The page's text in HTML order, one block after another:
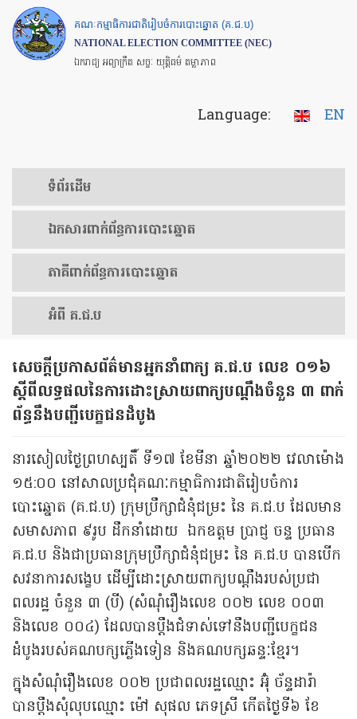
Skip
to
main
គណៈកម្មាធិការជាតិរៀបចំការបោះឆ្នោត (គ.ជ.ប)
NATIONAL ELECTION COMMITTEE (NEC)
ឯករាជ្យ អព្យាក្រឹត សច្ចៈ យុត្តិធម៌ តម្លាភាព
Language: EN
ទំព័រ​ដើម
ឯកសារ​ពាក់ព័ន្ធ​ការ​បោះឆ្នោត
​ភាគីពាក់ព័ន្ធ​​ការ​បោះឆ្នោត
អំពី គ.ជ.ប
សេចក្តីប្រកាសព័ត៌មានអ្នកនាំពាក្យ គ.ជ.ប លេខ ០១៦
ស្តីពីលទ្ធផលនៃការដោះស្រាយពាក្យបណ្តឹងចំនួន ៣ ពាក់
ព័ន្ធនឹងបញ្ជីបេក្ខជនដំបូង
នារសៀលថ្ងៃព្រហស្បតិ៍ ទី១៧ ខែមីនា ឆ្នាំ២០២២ វេលាម៉ោង
១៥:០០ នៅសាលប្រជុំគណៈកម្មាធិការជាតិរៀបចំការ
បោះឆ្នោត (គ.ជ.ប) ក្រុមប្រឹក្សាជំនុំជម្រះ នៃ គ.ជ.ប ដែលមាន
សមាសភាព ៩រូប ដឹកនាំដោយ ឯកឧត្តម ប្រាជ្ញ ចន្ទ ប្រធាន
គ.ជ.ប និងជាប្រធានក្រុមប្រឹក្សាជំនុំជម្រះ នៃ គ.ជ.ប បានបើក
សវនាការសង្ខេប ដើម្បីដោះស្រាយពាក្យបណ្តឹងរបស់ប្រជា
ពលរដ្ឋ ចំនួន ៣ (បី) (សំណុំរឿងលេខ ០០២ លេខ ០០៣
និងលេខ ០០៤) ដែលបានប្តឹងជំទាស់ទៅនឹងបញ្ជីបេក្ខជន
ដំបូងរបស់គណបក្សភ្លើងទៀន និងគណបក្សឆន្ទៈខ្មែរ។
ក្នុងសំណុំរឿងលេខ ០០២ ប្រជាពលរដ្ឋឈ្មោះ អ៊ុំ ច័ន្ទដារ៉ា
បានប្ដឹងសុំលុបឈ្មោះ ម៉ៅ សុផល ភេទស្រី កើតថ្ងៃទី៦ ខែ